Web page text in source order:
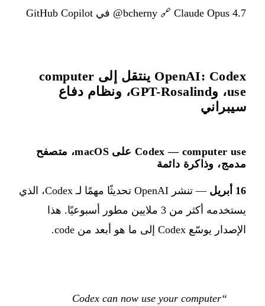
@bcherny 🔗 Claude Opus 4.7 في GitHub Copilot
OpenAI: Codex ينتقل إلى computer
use، وGPT-Rosalind، ونظام دفاع
سيبراني
Codex — computer use على macOS، متصفح
مدمج، وذاكرة دائمة
16 أبريل
— تنشر OpenAI تحديثًا مهمًا لـ Codex، الذي
يستخدمه أكثر من 3 ملايين مطور أسبوعيًا. هذا
الإصدار يوسّع Codex إلى ما هو أبعد من code.
“Codex can now use your computer